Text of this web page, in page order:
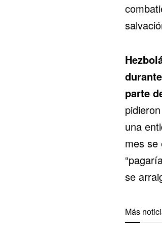
parte
una
mes se
se
Más